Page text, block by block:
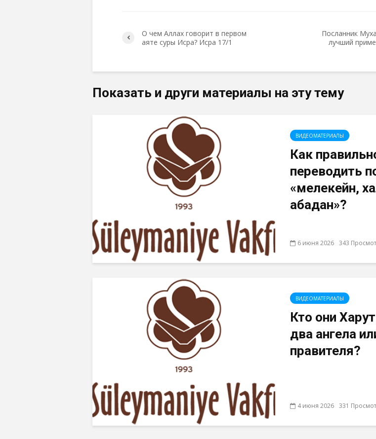
О чем Аллах говорит в первом
аяте суры Исра? Исра 17/1
Посланник
лучший
Показать и други материалы на эту тему
ВИДЕОМАТЕРИАЛЫ
Как
переводить
«мелекейн,
абадан»?
6 июня 2026 343
ВИДЕОМАТЕРИАЛЫ
Кто они
два ангела
правителя?
4 июня 2026 331